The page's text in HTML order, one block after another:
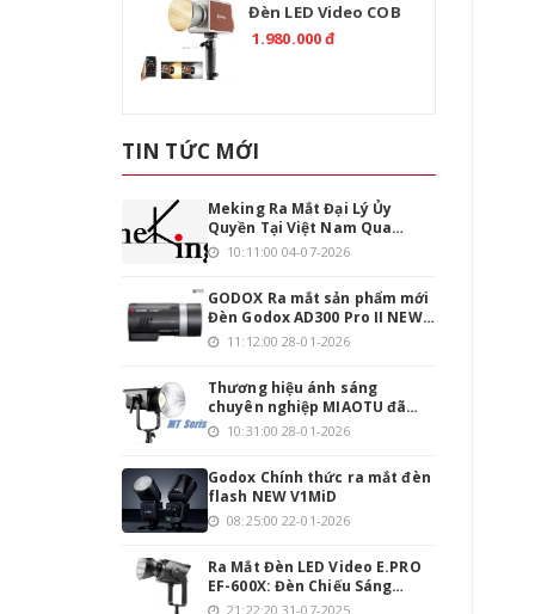
Đèn LED Video COB
TOLIFO PL-200B Bi-
1.980.000 đ
TIN TỨC MỚI
Meking Ra Mắt Đại Lý Ủy
Quyền Tại Việt Nam Qua
Emaily.pro
10:11:00 04-07-2026
GODOX Ra mắt sản phẩm mới
Đèn Godox AD300 Pro II NEW
phiên bản nâng cấp
11:12:00 28-01-2026
Thương hiệu ánh sáng
chuyên nghiệp MIAOTU đã
chính thức đặt chân vào thị
10:31:00 28-01-2026
Godox Chính thức ra mắt đèn
flash NEW V1MiD
08:25:00 22-01-2026
Ra Mắt Đèn LED Video E.PRO
EF-600X: Đèn Chiếu Sáng
Mạnh Mẽ Cho Người Đam Mê
21:22:20 31-07-2025